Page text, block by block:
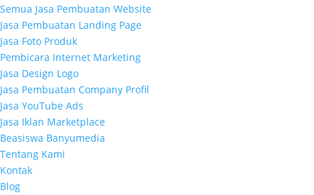
Semua Jasa Pembuatan Website
Jasa Pembuatan Landing Page
Jasa Foto Produk
Pembicara Internet Marketing
Jasa Design Logo
Jasa Pembuatan Company Profil
Jasa YouTube Ads
Jasa Iklan Marketplace
Beasiswa Banyumedia
Tentang Kami
Kontak
Blog